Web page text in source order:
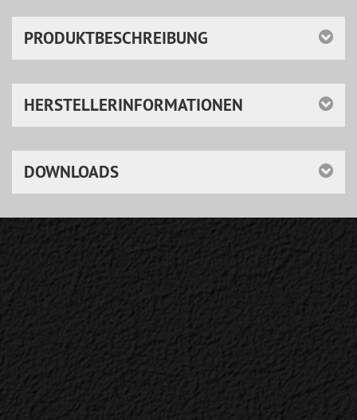
PRODUKTBESCHREIBUNG
HERSTELLERINFORMATIONEN
DOWNLOADS